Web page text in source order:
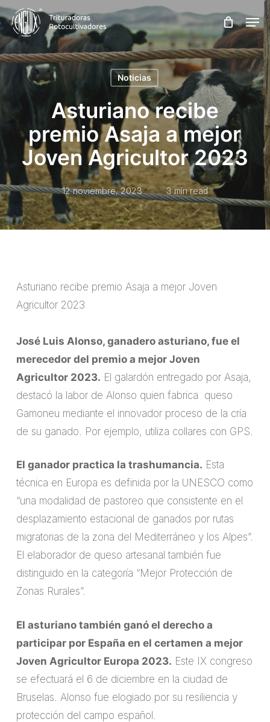
Skip
to
main
content
Noticias
Asturiano recibe
premio Asaja a mejor
Joven Agricultor 2023
12 noviembre, 2023 3 min read
Asturiano recibe premio Asaja a mejor Joven
Agricultor 2023
José Luis Alonso, ganadero asturiano, fue el
merecedor del premio a mejor Joven
Agricultor 2023. El galardón entregado por Asaja,
destacó la labor de Alonso quien fabrica queso
Gamoneu mediante el innovador proceso de la cría
de su ganado. Por ejemplo, utiliza collares con GPS.
El ganador practica la trashumancia. Esta
técnica en Europa es definida por la UNESCO como
“una modalidad de pastoreo que consistente en el
desplazamiento estacional de ganados por rutas
migratorias de la zona del Mediterráneo y los Alpes”.
El elaborador de queso artesanal también fue
distinguido en la categoría “Mejor Protección de
Zonas Rurales”.
El asturiano también ganó el derecho a
participar por España en el certamen a mejor
Joven Agricultor Europa 2023. Este IX congreso
se efectuará el 6 de diciembre en la ciudad de
Bruselas. Alonso fue elogiado por su resiliencia y
protección del campo español.